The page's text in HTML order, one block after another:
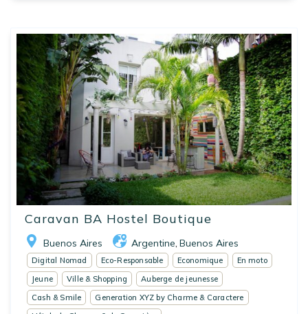
Caravan BA Hostel Boutique
Buenos Aires Argentine, Buenos Aires
Digital Nomad Eco-Responsable Economique
En moto
Jeune
Ville & Shopping
Auberge de jeunesse
Cash & Smile
Generation XYZ by Charme & Caractere